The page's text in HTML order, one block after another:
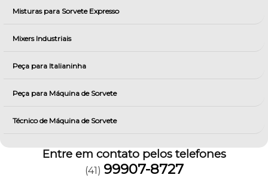
Misturas para Sorvete Expresso
Mixers Industriais
Peça para Italianinha
Peça para Máquina de Sorvete
Técnico de Máquina de Sorvete
Entre em contato pelos telefones
(41) 99907-8727